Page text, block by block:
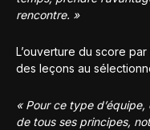
rencontre. »
L’ouverture du score
des leçons au
« Pour ce type
de tous ses principes,